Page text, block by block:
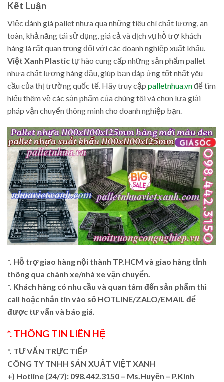
Kết Luận
Việc đánh giá pallet nhựa qua những tiêu chí chất lượng, an
toàn, khả năng tái sử dụng, giá cả và dịch vụ hỗ trợ khách
hàng là rất quan trọng đối với các doanh nghiệp xuất khẩu.
Việt Xanh Plastictự hào cung cấp những sản phẩm pallet
nhựa chất lượng hàng đầu, giúp bạn đáp ứng tốt nhất yêu
cầu của thị trường quốc tế. Hãy truy cập palletnhua.vnđể tìm
hiểu thêm về các sản phẩm của chúng tôi và chọn lựa giải
pháp vận chuyển thông minh cho doanh nghiệp bạn.
*. Hỗ trợ giao hàng nội thành TP.HCM và giao hàng tỉnh
thông qua chành xe/nhà xe vận chuyển.
*. Khách hàng có nhu cầu và quan tâm đến sản phẩm thì
call hoặc nhắn tin vào số HOTLINE/ZALO/EMAIL để
được tư vấn và báo giá.
*. THÔNG TIN LIÊN HỆ
*. TƯ VẤN TRỰC TIẾP
CÔNG TY TNHH SẢN XUẤT VIỆT XANH
+) Hotline (24/7): 098.442.3150 – Ms.Huyền – P.Kinh